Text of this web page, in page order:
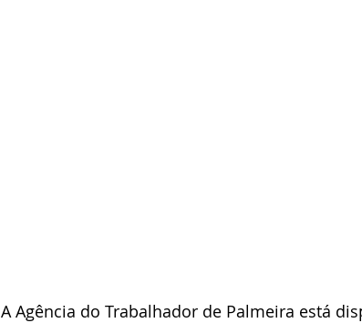
A Agência do Trabalhador de Palmeira está